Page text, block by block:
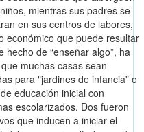
mientras sus padres se
en sus centros de labores,
económico que puede resultar
hecho de “enseñar algo”, ha
muchas casas sean
para "jardines de infancia” o
educación inicial con
escolarizados. Dos fueron
que inducen a iniciar el